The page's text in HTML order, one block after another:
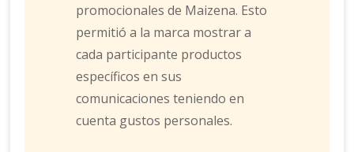
promocionales de Maizena. Esto
permitió a la marca mostrar a
cada participante productos
específicos en sus
comunicaciones teniendo en
cuenta gustos personales.